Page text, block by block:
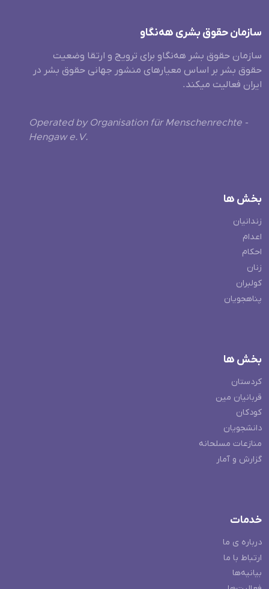
سازمان حقوق بشری هەنگاو
سازمان حقوق بشر هه‌نگاو برای ترویج و ارتقا وضعیت
حقوق بشر بر اساس معیارهای منشور جهانی حقوق بشر در
ایران فعالیت میکند.
Operated by Organisation für Menschenrechte -
Hengaw e.V.
بخش ها
زندانیان
اعدام
احکام
زنان
کولبران
پناهجویان
بخش ها
کردستان
قربانیان مین
کودکان
دانشجویان
منازعات مسلحانه
گزارش و آمار
خدمات
درباره ی ما
ارتباط با ما
بیانیه‌ها